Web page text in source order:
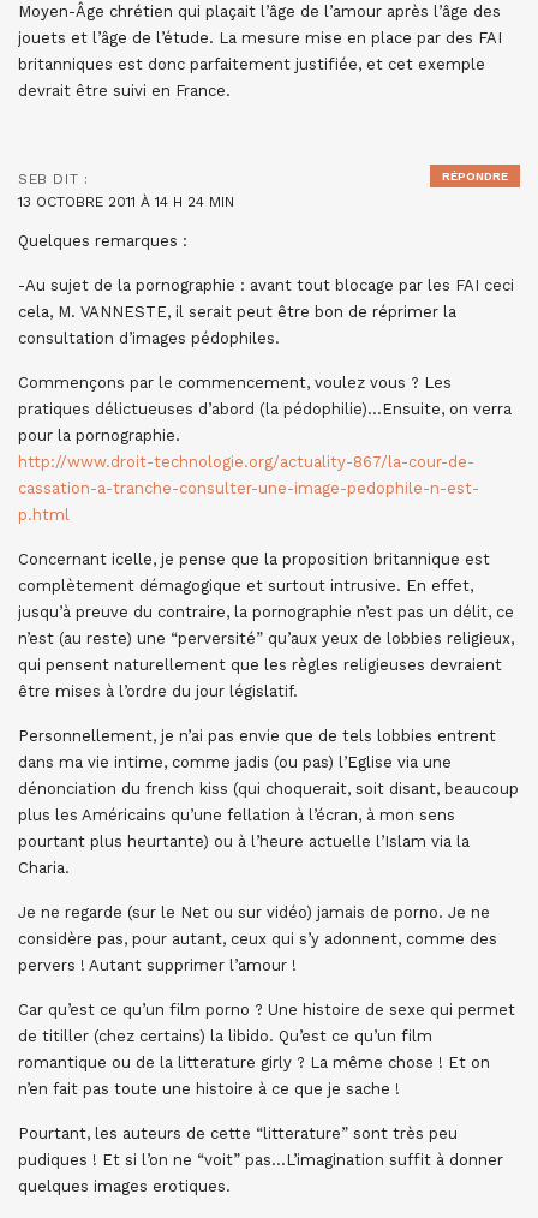
Moyen-Âge chrétien qui plaçait l’âge de l’amour après l’âge des
jouets et l’âge de l’étude. La mesure mise en place par des FAI
britanniques est donc parfaitement justifiée, et cet exemple
devrait être suivi en France.
SEB DIT :
13 OCTOBRE 2011 À 14 H 24 MIN
Quelques remarques :
-Au sujet de la pornographie : avant tout blocage par les FAI ceci
cela, M. VANNESTE, il serait peut être bon de réprimer la
consultation d’images pédophiles.
Commençons par le commencement, voulez vous ? Les
pratiques délictueuses d’abord (la pédophilie)…Ensuite, on verra
pour la pornographie.
http://www.droit-technologie.org/actuality-867/la-cour-de-
cassation-a-tranche-consulter-une-image-pedophile-n-est-
p.html
Concernant icelle, je pense que la proposition britannique est
complètement démagogique et surtout intrusive. En effet,
jusqu’à preuve du contraire, la pornographie n’est pas un délit, ce
n’est (au reste) une “perversité” qu’aux yeux de lobbies religieux,
qui pensent naturellement que les règles religieuses devraient
être mises à l’ordre du jour législatif.
Personnellement, je n’ai pas envie que de tels lobbies entrent
dans ma vie intime, comme jadis (ou pas) l’Eglise via une
dénonciation du french kiss (qui choquerait, soit disant, beaucoup
plus les Américains qu’une fellation à l’écran, à mon sens
pourtant plus heurtante) ou à l’heure actuelle l’Islam via la
Charia.
Je ne regarde (sur le Net ou sur vidéo) jamais de porno. Je ne
considère pas, pour autant, ceux qui s’y adonnent, comme des
pervers ! Autant supprimer l’amour !
Car qu’est ce qu’un film porno ? Une histoire de sexe qui permet
de titiller (chez certains) la libido. Qu’est ce qu’un film
romantique ou de la litterature girly ? La même chose ! Et on
n’en fait pas toute une histoire à ce que je sache !
Pourtant, les auteurs de cette “litterature” sont très peu
pudiques ! Et si l’on ne “voit” pas…L’imagination suffit à donner
quelques images erotiques.
RÉPONDRE